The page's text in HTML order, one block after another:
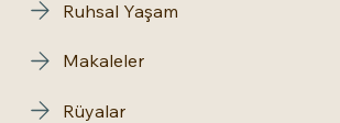
Makaleler
Ruhsal Yaşam
Rüyalar